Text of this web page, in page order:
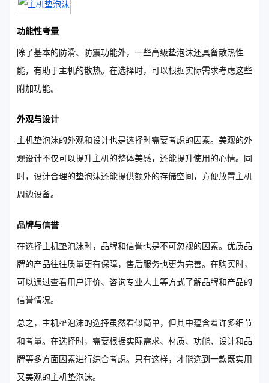
功能性考量
除了基本的防滑、防震功能外，一些高级垫泡沫还具备散热性
能，有助于主机的散热。在选择时，可以根据实际需求考虑这些
附加功能。
外观与设计
主机垫泡沫的外观和设计也是选择时需要考虑的因素。美观的外
观设计不仅可以提升主机的整体美感，还能提升使用的心情。同
时，设计合理的垫泡沫还能提供额外的存储空间，方便放置主机
周边设备。
品牌与信誉
在选择主机垫泡沫时，品牌和信誉也是不可忽视的因素。优质品
牌的产品往往质量更有保障，售后服务也更为完善。在购买时，
可以通过查看用户评价、咨询专业人士等方式了解品牌和产品的
信誉情况。
总之，主机垫泡沫的选择虽然看似简单，但其中蕴含着许多细节
和考量。在选择时，需要根据实际需求、材质、功能、设计和品
牌等多方面因素进行综合考虑。只有这样，才能选到一款既实用
又美观的主机垫泡沫。